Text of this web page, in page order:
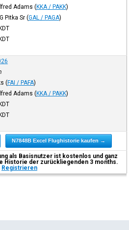
Adams (KKA / PAKK)
Pitka Sr (GAL / PAGA)
(FAI / PAFA)
Adams (KKA / PAKK)
N7848B Excel Flughistorie kaufen →
als Basisnutzer ist kostenlos und ganz
Historie der zurückliegenden 3 months.
Registrieren